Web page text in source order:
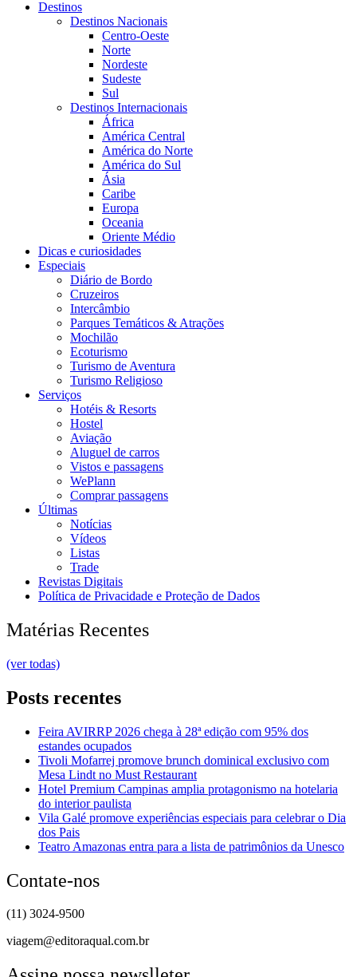
Destinos
Destinos Nacionais
Centro-Oeste
Norte
Nordeste
Sudeste
Sul
Destinos Internacionais
África
América Central
América do Norte
América do Sul
Ásia
Caribe
Europa
Oceania
Oriente Médio
Dicas e curiosidades
Especiais
Diário de Bordo
Cruzeiros
Intercâmbio
Parques Temáticos & Atrações
Mochilão
Ecoturismo
Turismo de Aventura
Turismo Religioso
Serviços
Hotéis & Resorts
Hostel
Aviação
Aluguel de carros
Vistos e passagens
WePlann
Comprar passagens
Últimas
Notícias
Vídeos
Listas
Trade
Revistas Digitais
Política de Privacidade e Proteção de Dados
Matérias Recentes
(ver todas)
Posts recentes
Feira AVIRRP 2026 chega à 28ª edição com 95% dos
estandes ocupados
Tivoli Mofarrej promove brunch dominical exclusivo com
Mesa Lindt no Must Restaurant
Hotel Premium Campinas amplia protagonismo na hotelaria
do interior paulista
Vila Galé promove experiências especiais para celebrar o Dia
dos Pais
Teatro Amazonas entra para a lista de patrimônios da Unesco
Contate-nos
(11) 3024-9500
viagem@editoraqual.com.br